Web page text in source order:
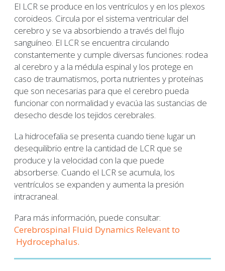
El LCR se produce en los ventrículos y en los plexos
coroideos. Circula por el sistema ventricular del
cerebro y se va absorbiendo a través del flujo
sanguíneo. El LCR se encuentra circulando
constantemente y cumple diversas funciones: rodea
al cerebro y a la médula espinal y los protege en
caso de traumatismos, porta nutrientes y proteínas
que son necesarias para que el cerebro pueda
funcionar con normalidad y evacúa las sustancias de
desecho desde los tejidos cerebrales.
La hidrocefalia se presenta cuando tiene lugar un
desequilibrio entre la cantidad de LCR que se
produce y la velocidad con la que puede
absorberse. Cuando el LCR se acumula, los
ventrículos se expanden y aumenta la presión
intracraneal.
Para más información, puede consultar:
Cerebrospinal Fluid Dynamics Relevant to
Hydrocephalus.